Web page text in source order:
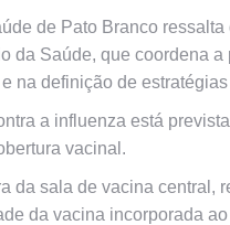
de Pato Branco
da Saúde, que coordena
na definição de
a influenza está
vacinal.
da sala de vacina
da vacina incorporada